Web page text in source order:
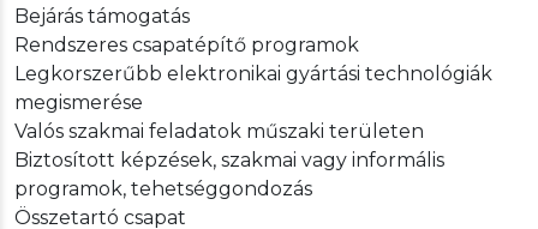
Bejárás támogatás
Rendszeres csapatépítő programok
Legkorszerűbb elektronikai gyártási technológiák
megismerése
Valós szakmai feladatok műszaki területen
Biztosított képzések, szakmai vagy informális
programok, tehetséggondozás
Összetartó csapat